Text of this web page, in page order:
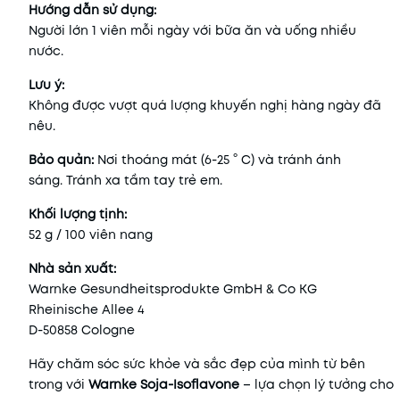
Hướng dẫn sử dụng:
Người lớn 1 viên mỗi ngày với bữa ăn và uống nhiều
nước.
Lưu ý:
Không được vượt quá lượng khuyến nghị hàng ngày đã
nêu.
Bảo quản: Nơi thoáng mát (6-25 ° C) và tránh ánh
sáng. Tránh xa tầm tay trẻ em.
Khối lượng tịnh:
52 g / 100 viên nang
Nhà sản xuất:
Warnke Gesundheitsprodukte GmbH & Co KG
Rheinische Allee 4
D-50858 Cologne
Hãy chăm sóc sức khỏe và sắc đẹp của mình từ bên
trong với Warnke Soja-Isoflavone – lựa chọn lý tưởng cho